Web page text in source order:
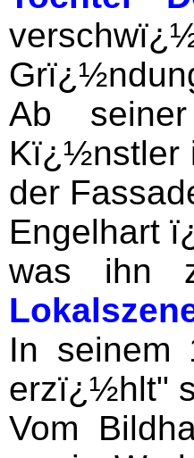
Ab
Kï¿½nstler
der
Engelhart
was ihn
In seinem
erzï¿½hlt"
Vom